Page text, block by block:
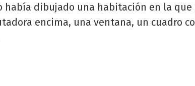
había dibujado una habitación en la
encima, una ventana, un cuadro